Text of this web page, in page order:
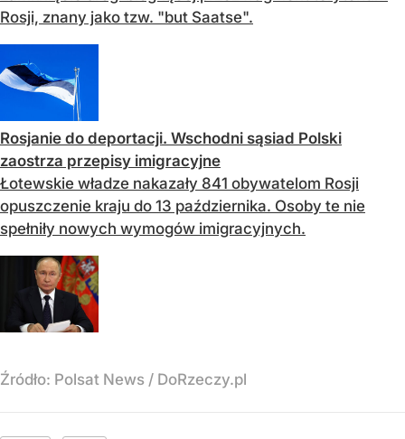
Rosji, znany jako tzw. "but Saatse".
Rosjanie do deportacji. Wschodni sąsiad Polski
zaostrza przepisy imigracyjne
Łotewskie władze nakazały 841 obywatelom Rosji
opuszczenie kraju do 13 października. Osoby te nie
spełniły nowych wymogów imigracyjnych.
Źródło: Polsat News / DoRzeczy.pl